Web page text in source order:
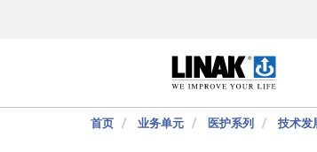
首页 业务单元 医护系列 技术发